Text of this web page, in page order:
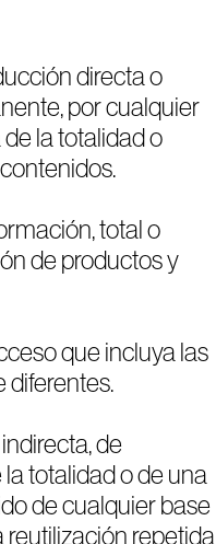
directa o
por cualquier
la totalidad o
total o
de productos y
que incluya las
diferentes.
de
totalidad o de una
de cualquier base
reutilización repetida